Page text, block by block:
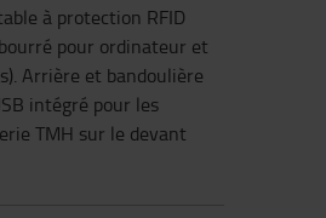
à protection RFID
pour ordinateur et
Arrière et bandoulière
intégré pour les
TMH sur le devant